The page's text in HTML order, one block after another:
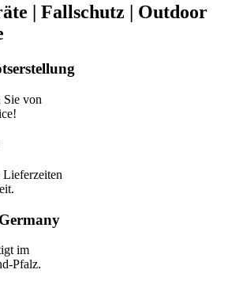
| Fallschutz | Outdoor
von
im
Pfalz.